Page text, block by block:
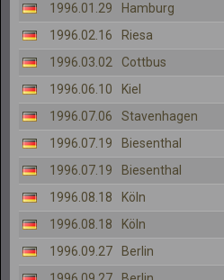
1996.01.29
Hamburg
1996.02.16
Riesa
1996.03.02
Cottbus
1996.06.10
Kiel
1996.07.06
Stavenhagen
1996.07.19
Biesenthal
1996.07.19
Biesenthal
1996.08.18
Köln
1996.08.18
Köln
1996.09.27
Berlin